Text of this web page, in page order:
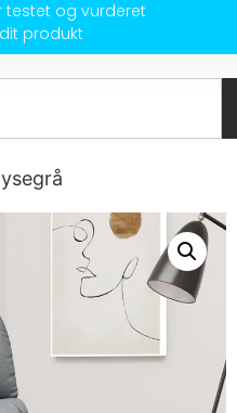
testet og vurderet
produkt